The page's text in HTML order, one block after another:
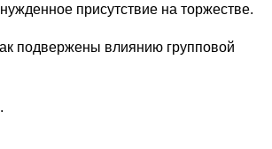
присутствие на торжестве.
подвержены влиянию групповой